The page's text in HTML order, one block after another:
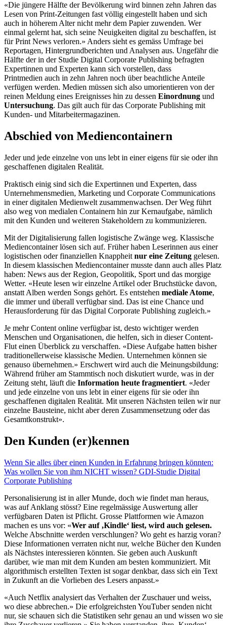
«Die jüngere Hälfte der Bevölkerung wird binnen zehn Jahren das
Lesen von Print-Zeitungen fast völlig eingestellt haben und sich
auch in höherem Alter nicht mehr dem Papier zuwenden. Wer
einmal gelernt hat, sich seine Neuigkeiten digital zu beschaffen, ist
für Print News verloren.» Anders sieht es gemäss Umfrage bei
Reportagen, Hintergrundberichten und Analysen aus. Ungefähr die
Hälfte der in der Studie Digital Corporate Publishing befragten
Expertinnen und Experten kann sich vorstellen, dass
Printmedien auch in zehn Jahren noch über beachtliche Anteile
verfügen werden. Medien müssen sich also umorientieren von der
reinen Meldung eines Ereignisses hin zu dessen Einordnung und
Untersuchung. Das gilt auch für das Corporate Publishing mit
Kunden- und Mitarbeitermagazinen.
Abschied von Mediencontainern
Jeder und jede einzelne von uns lebt in einer eigens für sie oder ihn
geschaffenen digitalen Realität.
Praktisch einig sind sich die Expertinnen und Experten, dass
Unternehmensmedien, Marketing und Corporate Communications
in einer digitalen Medienwelt zusammenwachsen. Der Weg führt
also weg von medialen Containern hin zur Kernaufgabe, nämlich
mit den Kunden und weiteren Stakeholdern zu kommunizieren.
Mit der Digitalisierung fallen logistische Zwänge weg. Klassische
Mediencontainer lösen sich auf. Früher haben Leserinnen aus einer
logistischen oder finanziellen Knappheit nur eine Zeitung gelesen.
In diesem klassischen Mediencontainer musste dann auch alles Platz
haben: News aus der Region, Geopolitik, Sport und das morgige
Wetter. «Heute lesen wir einzelne Artikel oder Bruchstücke davon,
anstatt Alben werden Songs gehört. Es entstehen mediale Atome,
die immer und überall verfügbar sind. Das ist eine Chance und
Herausforderung für das Digital Corporate Publishing zugleich.»
Je mehr Content online verfügbar ist, desto wichtiger werden
Menschen und Organisationen, die helfen, sich in dieser Content-
Flut einen Überblick zu verschaffen. «Diese Aufgabe hatten bisher
traditionellerweise klassische Medien. Unternehmen können sie
genauso übernehmen.» Erschwert wird auch die Meinungsbildung:
Während früher am Stammtisch noch diskutiert wurde, was in der
Zeitung steht, läuft die Information heute fragmentiert. «Jeder
und jede einzelne von uns lebt in einer eigens für sie oder ihn
geschaffenen digitalen Realität. Mit unseren Nächsten teilen wir nur
einzelne Bausteine, nicht aber deren Zusammensetzung oder das
Gesamtkonstrukt».
Den Kunden (er)kennen
Wenn Sie alles über einen Kunden in Erfahrung bringen könnten:
Was wollen Sie von ihm NICHT wissen? GDI-Studie Digital
Corporate Publishing
Personalisierung ist in aller Munde, doch wie findet man heraus,
was auf Anklang stösst? Eine regelmässige Auswertung aller
verfügbaren Daten ist Pflicht. Grosse Plattformen wie Amazon
machen es uns vor: «Wer auf ‚Kindle‘ liest, wird auch gelesen.
Welche Abschnitte werden verschlungen? Wo geht es harzig voran?
Diese Informationen verraten nicht nur, welche Bücher den Kunden
als Nächstes interessieren könnten. Sie geben auch Auskunft
darüber, wie man mit dem Kunden am besten kommuniziert. Mit
algorithmisch erstellten Texten ist sogar denkbar, dass sich ein Text
in Zukunft an die Vorlieben des Lesers anpasst.»
«Auch Netflix analysiert das Verhalten der Zuschauer und weiss,
wo diese abbrechen.» Die erfolgreichsten YouTuber senden nicht
nur, sie schauen sich die Statistiken sehr genau an und wissen wo sie